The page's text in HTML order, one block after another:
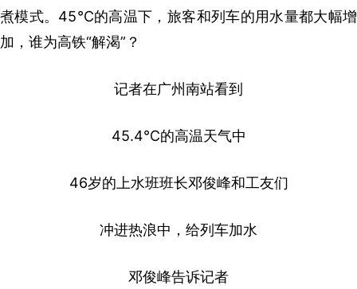
煮模式。45℃的高温下，旅客和列车的用水量都大幅增
加，谁为高铁“解渴”？
记者在广州南站看到
45.4℃的高温天气中
46岁的上水班班长邓俊峰和工友们
冲进热浪中，给列车加水
邓俊峰告诉记者